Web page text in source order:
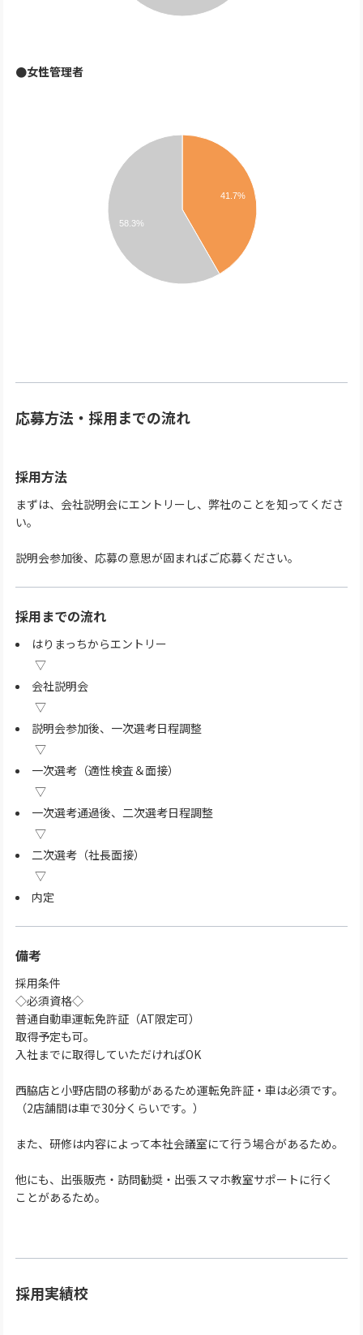
●女性管理者
41.7%
58.3%
応募方法・採用までの流れ
採用方法
まずは、会社説明会にエントリーし、弊社のことを知ってくださ
い。
説明会参加後、応募の意思が固まればご応募ください。
採用までの流れ
はりまっちからエントリー
会社説明会
説明会参加後、一次選考日程調整
一次選考（適性検査＆面接）
一次選考通過後、二次選考日程調整
二次選考（社長面接）
内定
備考
採用条件
◇必須資格◇
普通自動車運転免許証（AT限定可）
取得予定も可。
入社までに取得していただければOK
西脇店と小野店間の移動があるため運転免許証・車は必須です。
（2店舗間は車で30分くらいです。）
また、研修は内容によって本社会議室にて行う場合があるため。
他にも、出張販売・訪問勧奨・出張スマホ教室サポートに行く
ことがあるため。
採用実績校